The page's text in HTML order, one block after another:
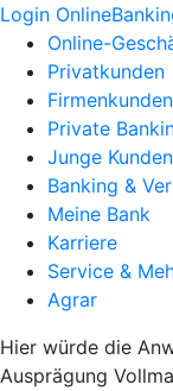
Login
Online-
Privatkunden
Firmenkunden
Private
Junge Kunden
Banking &
Meine Bank
Karriere
Service &
Agrar
Hier würde die
Ausprägung